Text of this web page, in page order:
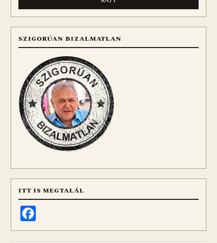
SZIGORÚAN BIZALMATLAN
ITT IS MEGTALÁL